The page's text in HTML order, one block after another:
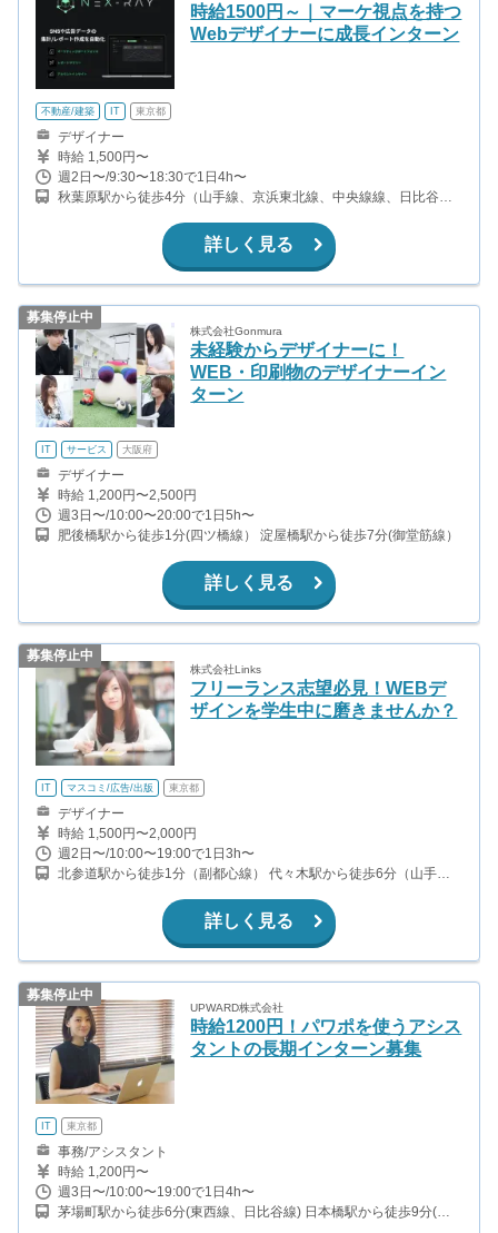
時給1500円～｜マーケ視点を持つ
Webデザイナーに成長インターン
不動産/建築 IT 東京都
デザイナー
時給 1,500円〜
週2日〜/9:30〜18:30で1日4h〜
秋葉原駅から徒歩4分（山手線、京浜東北線、中央線線、日比谷
岩本町駅から徒歩5分（都営新宿線） 馬喰町駅から徒歩8分（総武
詳しく見る
募集停止中
株式会社Gonmura
未経験からデザイナーに！
WEB・印刷物のデザイナーイン
ターン
IT サービス 大阪府
デザイナー
時給 1,200円〜2,500円
週3日〜/10:00〜20:00で1日5h〜
肥後橋駅から徒歩1分(四ツ橋線） 淀屋橋駅から徒歩7分(御堂筋線）
詳しく見る
募集停止中
株式会社Links
フリーランス志望必見！WEBデ
ザインを学生中に磨きませんか？
IT マスコミ/広告/出版 東京都
デザイナー
時給 1,500円〜2,000円
週2日〜/10:00〜19:00で1日3h〜
北参道駅から徒歩1分（副都心線） 代々木駅から徒歩6分（山手
から徒歩12分（山手線、京王ほか） 南新宿駅から徒歩8分（小田急
詳しく見る
募集停止中
UPWARD株式会社
時給1200円！パワポを使うアシス
タントの長期インターン募集
IT 東京都
事務/アシスタント
時給 1,200円〜
週3日〜/10:00〜19:00で1日4h〜
茅場町駅から徒歩6分(東西線、日比谷線) 日本橋駅から徒歩9分(銀